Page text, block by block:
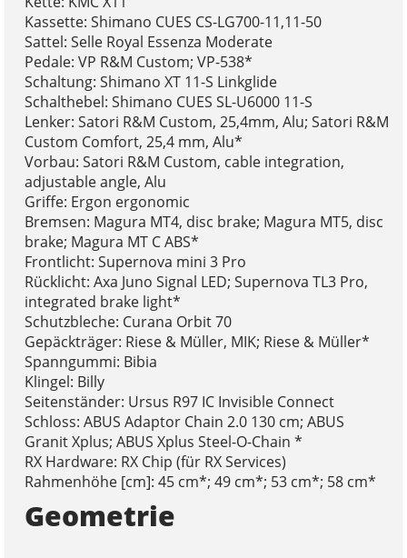
Kassette: Shimano CUES CS-LG700-11,11-50
Sattel: Selle Royal Essenza Moderate
Pedale: VP R&M Custom; VP-538*
Schaltung: Shimano XT 11-S Linkglide
Schalthebel: Shimano CUES SL-U6000 11-S
Lenker: Satori R&M Custom, 25,4mm, Alu; Satori R&M
Custom Comfort, 25,4 mm, Alu*
Vorbau: Satori R&M Custom, cable integration,
adjustable angle, Alu
Griffe: Ergon ergonomic
Bremsen: Magura MT4, disc brake; Magura MT5, disc
brake; Magura MT C ABS*
Frontlicht: Supernova mini 3 Pro
Rücklicht: Axa Juno Signal LED; Supernova TL3 Pro,
integrated brake light*
Schutzbleche: Curana Orbit 70
Gepäckträger: Riese & Müller, MIK; Riese & Müller*
Spanngummi: Bibia
Klingel: Billy
Seitenständer: Ursus R97 IC Invisible Connect
Schloss: ABUS Adaptor Chain 2.0 130 cm; ABUS
Granit Xplus; ABUS Xplus Steel-O-Chain *
RX Hardware: RX Chip (für RX Services)
Rahmenhöhe [cm]: 45 cm*; 49 cm*; 53 cm*; 58 cm*
Geometrie